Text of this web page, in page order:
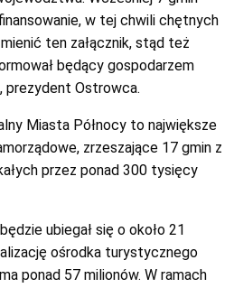
w tej chwili chętnych
ten załącznik, stąd też
będący gospodarzem
prezydent Ostrowca.
Miasta Północy to największe
zrzeszające 17 gmin z
przez ponad 300 tysięcy
ubiegał się o około 21
ośrodka turystycznego
ponad 57 milionów. W ramach